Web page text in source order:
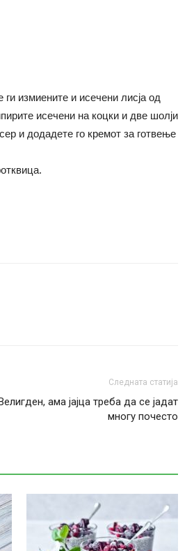
измиените и исечени лисја од
исечени на коцки и две шолји
и додадете го кремот за готвење
Следната статија
ама јајца треба да се јадат
многу почесто